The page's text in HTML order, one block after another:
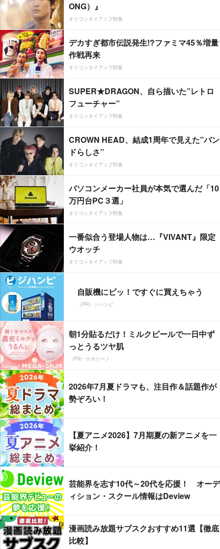
ONG）』
オリコンタイアップ特集
デカすぎ都市伝説発生!?ファミマ45％増量
作戦再来
オリコンタイアップ特集
SUPER★DRAGON、自ら描いた”レトロ
フューチャー”
オリコンタイアップ特集
CROWN HEAD、結成1周年で見えた”バン
ドらしさ”
オリコンタイアップ特集
パソコンメーカー社員が本気で選んだ「10
万円台PC３選」
オリコンタイアップ特集
一番似合う登場人物は…『VIVANT』限定
ウオッチ
オリコンタイアップ特集
自販機にピッ！ですぐに買えちゃう
（PR）ジハンピ
朝1分貼るだけ！ミルクピールで一日中ず
っとうるツヤ肌
（PR）サボリーノ
2026年7月夏ドラマも、注目作＆話題作が
勢ぞろい！
【夏アニメ2026】7月期夏の新アニメを一
挙紹介！
芸能界を志す10代～20代を応援！ オーデ
ィション・スクール情報はDeview
漫画読み放題サブスクおすすめ11選【徹底
比較】